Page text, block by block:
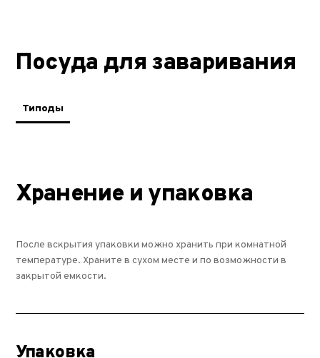
Посуда для заваривания
Типоды
Хранение и упаковка
После вскрытия упаковки можно хранить при комнатной
температуре. Храните в сухом месте и по возможности в
закрытой емкости.
Упаковка